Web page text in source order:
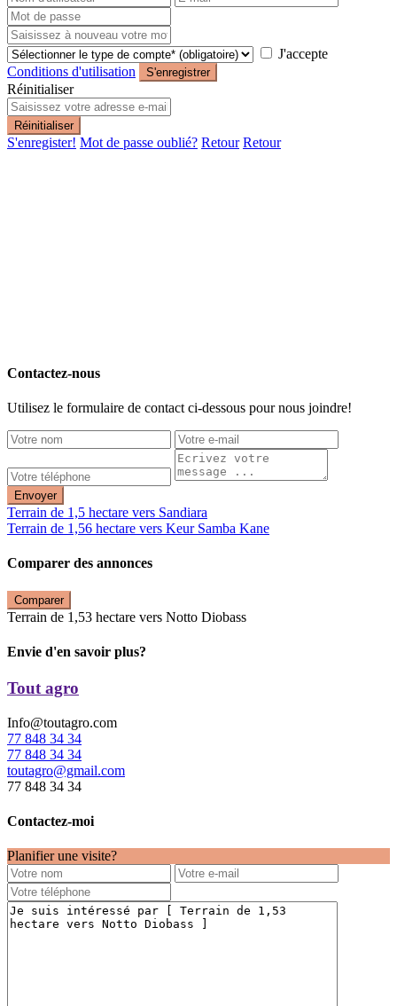
J'accepte
Conditions d'utilisation
S'enregistrer
Réinitialiser
Réinitialiser
S'enregister! Mot de passe oublié? Retour Retour
Contactez-nous
Utilisez le formulaire de contact ci-dessous pour nous joindre!
Envoyer
Terrain de 1,5 hectare vers Sandiara
Terrain de 1,56 hectare vers Keur Samba Kane
Comparer des annonces
Comparer
Terrain de 1,53 hectare vers Notto Diobass
Envie d'en savoir plus?
Tout agro
Info@toutagro.com
77 848 34 34
77 848 34 34
toutagro@gmail.com
77 848 34 34
Contactez-moi
Planifier une visite?